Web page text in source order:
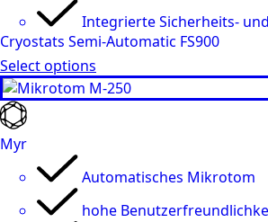
Integrierte Sicherheits-
Cryostats Semi-Automatic FS900
Select options
Myr
Automatisches Mikrotom
hohe